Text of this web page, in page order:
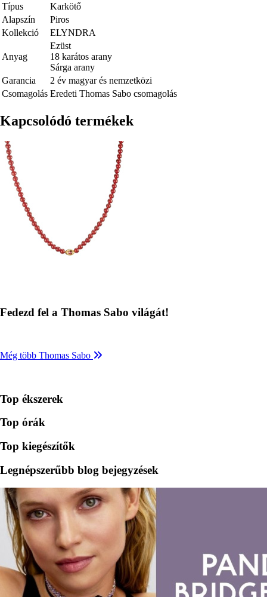
Típus
Karkötő
Alapszín
Piros
Kollekció
ELYNDRA
Anyag
Ezüst
18 karátos arany
Sárga arany
Garancia
2 év magyar és nemzetközi
Csomagolás Eredeti Thomas Sabo csomagolás
Kapcsolódó termékek
Kép
Fedezd fel a Thomas Sabo világát!
Még több Thomas Sabo
Top ékszerek
Top órák
Top kiegészítők
Legnépszerűbb blog bejegyzések